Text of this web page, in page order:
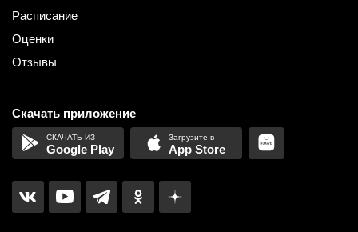
Расписание
Оценки
Отзывы
Скачать приложение
Google Play App Store